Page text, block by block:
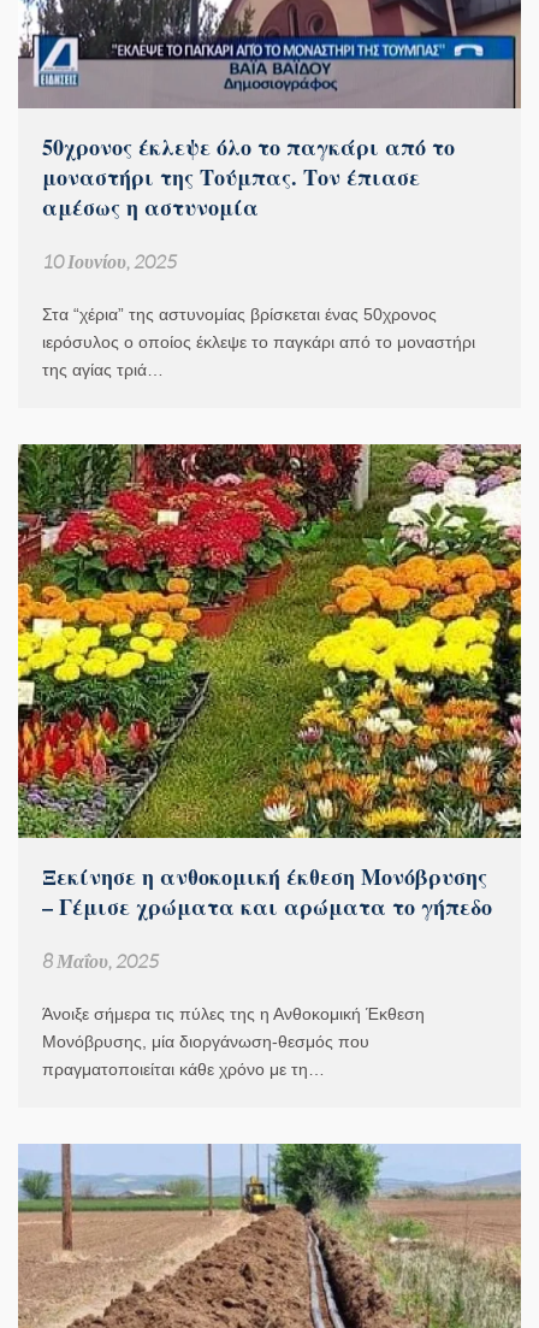
50χρονος έκλεψε όλο το παγκάρι από το
μοναστήρι της Τούμπας. Τον έπιασε
αμέσως η αστυνομία
10 Ιουνίου, 2025
Στα “χέρια” της αστυνομίας βρίσκεται ένας 50χρονος
ιερόσυλος ο οποίος έκλεψε το παγκάρι από το μοναστήρι
της αγίας τριά…
Ξεκίνησε η ανθοκομική έκθεση Μονόβρυσης
– Γέμισε χρώματα και αρώματα το γήπεδο
8 Μαΐου, 2025
Άνοιξε σήμερα τις πύλες της η Ανθοκομική Έκθεση
Μονόβρυσης, μία διοργάνωση-θεσμός που
πραγματοποιείται κάθε χρόνο με τη…